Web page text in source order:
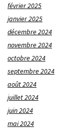
février 2025
janvier 2025
décembre 2024
novembre 2024
octobre 2024
septembre 2024
août 2024
juillet 2024
juin 2024
mai 2024